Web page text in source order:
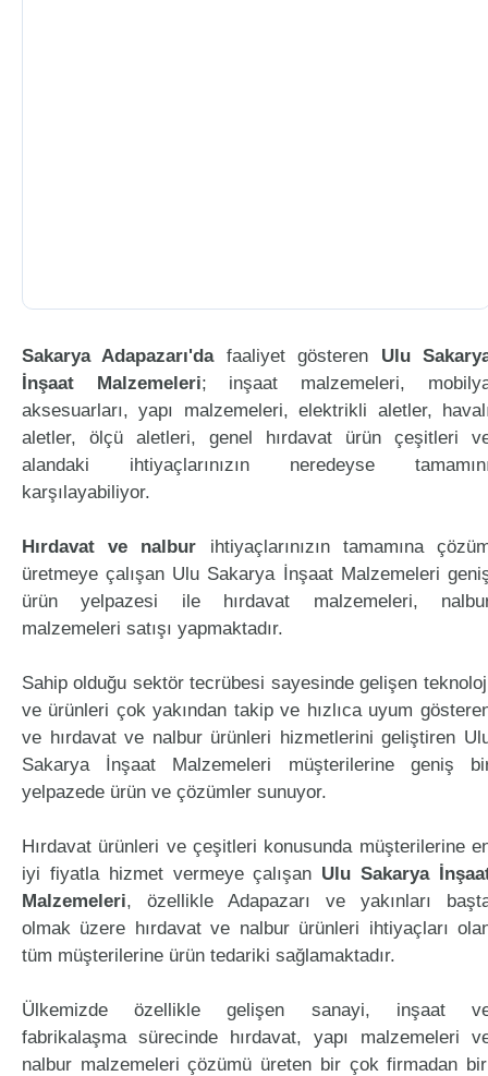
Sakarya Adapazarı'dafaaliyet gösteren Ulu
İnşaat Malzemeleri; inşaat malzemeleri,
aksesuarları, yapı malzemeleri, elektrikli aletler,
aletler, ölçü aletleri, genel hırdavat ürün çeşitleri
alandaki ihtiyaçlarınızın neredeyse
karşılayabiliyor.
Hırdavat ve nalbur ihtiyaçlarınızın tamamına
üretmeye çalışan Ulu Sakarya İnşaat Malzemeleri
ürün yelpazesi ile hırdavat malzemeleri,
malzemeleri satışı yapmaktadır.
Sahip olduğu sektör tecrübesi sayesinde gelişen
ve ürünleri çok yakından takip ve hızlıca uyum
ve hırdavat ve nalbur ürünleri hizmetlerini geliştiren
Sakarya İnşaat Malzemeleri müşterilerine geniş
yelpazede ürün ve çözümler sunuyor.
Hırdavat ürünleri ve çeşitleri konusunda müşterilerine
iyi fiyatla hizmet vermeye çalışan Ulu Sakarya
Malzemeleri, özellikle Adapazarı ve yakınları
olmak üzere hırdavat ve nalbur ürünleri ihtiyaçları
tüm müşterilerine ürün tedariki sağlamaktadır.
Ülkemizde özellikle gelişen sanayi, inşaat
fabrikalaşma sürecinde hırdavat, yapı malzemeleri
nalbur malzemeleri çözümü üreten bir çok firmadan